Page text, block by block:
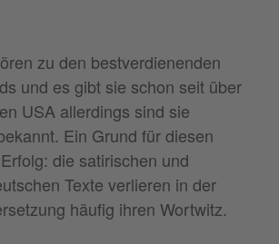
zu den bestverdienenden
und es gibt sie schon seit über
USA allerdings sind sie
Ein Grund für diesen
die satirischen und
Texte verlieren in der
häufig ihren Wortwitz.